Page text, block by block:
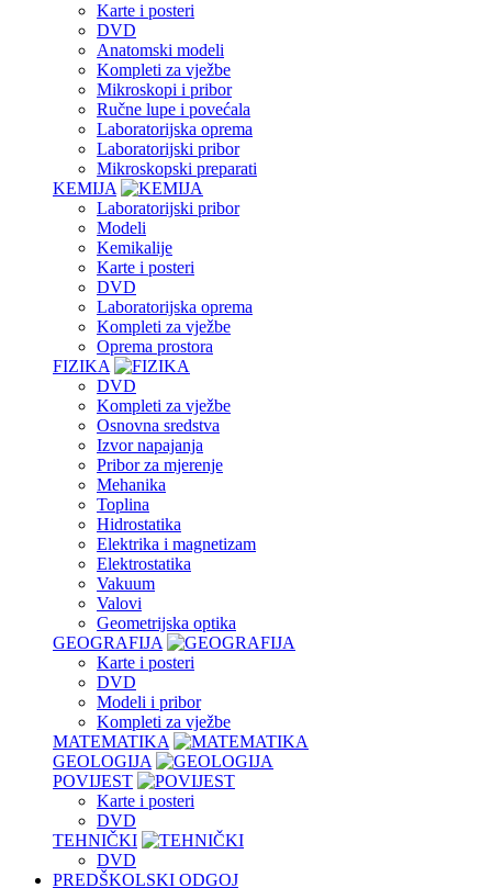
Karte i posteri
DVD
Anatomski modeli
Kompleti za vježbe
Mikroskopi i pribor
Ručne lupe i povećala
Laboratorijska oprema
Laboratorijski pribor
Mikroskopski preparati
KEMIJA
Laboratorijski pribor
Modeli
Kemikalije
Karte i posteri
DVD
Laboratorijska oprema
Kompleti za vježbe
Oprema prostora
FIZIKA
DVD
Kompleti za vježbe
Osnovna sredstva
Izvor napajanja
Pribor za mjerenje
Mehanika
Toplina
Hidrostatika
Elektrika i magnetizam
Elektrostatika
Vakuum
Valovi
Geometrijska optika
GEOGRAFIJA
Karte i posteri
DVD
Modeli i pribor
Kompleti za vježbe
MATEMATIKA
GEOLOGIJA
POVIJEST
Karte i posteri
DVD
TEHNIČKI
DVD
PREDŠKOLSKI ODGOJ